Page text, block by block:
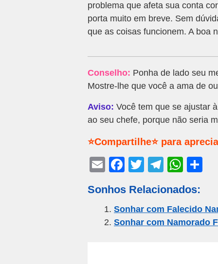
problema que afeta sua conta
porta muito em breve. Sem
que as coisas funcionem. A boa
Conselho: Ponha de lado seu
Mostre-lhe que você a ama de
Aviso: Você tem que se ajustar
ao seu chefe, porque não seria
⭐Compartilhe⭐ para
E
ail
F
c
e
b
T
tt
er
T
e
gr
a
W
at
s
A
e
Sonhos Relacionados:
Sonhar com Falecido
Sonhar com Namorado